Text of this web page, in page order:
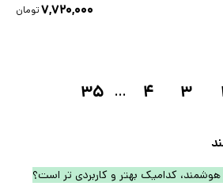
۷,۷۲۰,۰۰۰تومان
۳ ۴ ... ۳۵
کدامیک بهتر و کاربردی تر است؟